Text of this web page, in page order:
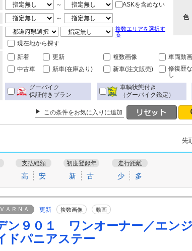
～
ASKを含めない
～
複数エリアを選択す
る
現在地から探す
色
新着 更新 複数画像 車両動画
中古車
新車(在庫あり) 新車(注文販売)
修復歴な
し
グーバイク
保証付きプラン
車輌状態付き
（グーバイク鑑定）
この条件をお気に入りに追加
先
支払総額
高 安
初度登録年
新 古
走行距離
少 多
ＡＲＮＡ 更新 複数画像 動画
ン９０１ ワンオーナー／エン
ドパニアステー